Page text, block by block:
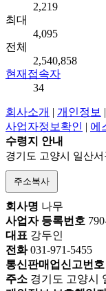
2,219
최대
4,095
전체
2,540,858
현재접속자
34
회사소개 | 개인정보 |
사업자정보확인 | 에
수령지 안내
경기도 고양시 일산
주소복사
회사명 나무
사업자 등록번호
대표 강두인
전화031-971-5455
통신판매업신고번호
주소 경기도 고양시